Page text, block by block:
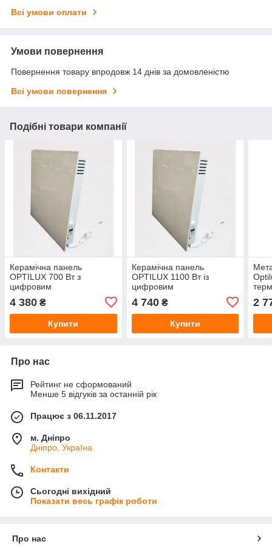
Всі умови оплати
Умови повернення
Повернення товару впродовж 14 днів за домовленістю
Всі умови повернення
Подібні товари компанії
Керамічна панель
OPTILUX 700 Вт з
цифровим
4 380 ₴
Купити
Керамічна панель
OPTILUX 1100 Вт із
цифровим
4 740₴
Купити
2
Про нас
Рейтинг не сформований
Менше 5 відгуків за останній рік
Працює з 06.11.2017
м. Дніпро
Дніпро, Україна
Контакти
Сьогодні вихідний
Показати весь графік роботи
Про нас